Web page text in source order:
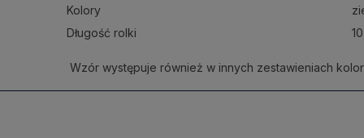
Kolory
Długość rolki
Wzór występuje również w innych zestawieniach